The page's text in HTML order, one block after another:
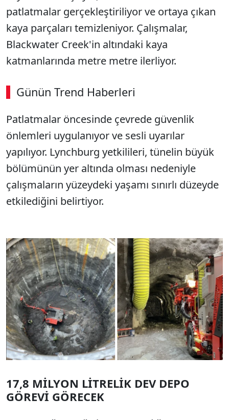
patlatmalar gerçekleştiriliyor ve ortaya çıkan
kaya parçaları temizleniyor. Çalışmalar,
Blackwater Creek'in altındaki kaya
katmanlarında metre metre ilerliyor.
Günün Trend Haberleri
00:02 / 09:08
Sesi Aç
Patlatmalar öncesinde çevrede güvenlik
önlemleri uygulanıyor ve sesli uyarılar
yapılıyor. Lynchburg yetkilileri, tünelin büyük
bölümünün yer altında olması nedeniyle
çalışmaların yüzeydeki yaşamı sınırlı düzeyde
etkilediğini belirtiyor.
17,8 MİLYON LİTRELİK DEV DEPO
GÖREVİ GÖRECEK